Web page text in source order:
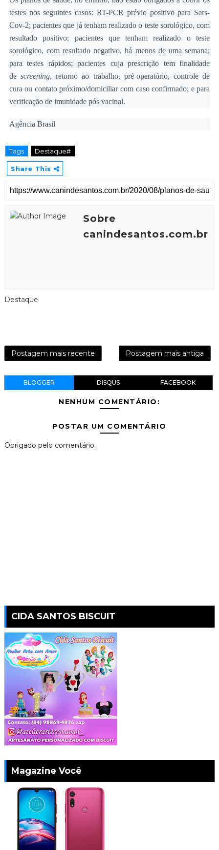
testes nos seguintes casos: RT-PCR prévio positivo para Sars-
Cov-2; pacientes que já tenham realizado o teste sorológico, com
resultado positivo; pacientes que tenham realizado o teste
sorológico, com resultado negativo, há menos de uma semana;
para testes rápidos; pacientes cuja prescrição tem finalidade
descreening, retorno ao trabalho, pré-operatório, controle de
cura ou contato próximo/domiciliar com caso confirmado; e para
verificação de imunidade pós vacinal.
Agência Brasil
Tags Destaque#
Share This
Sobre
canindesantos.com.br
Destaque
Postagem mais recente Postagem mais antiga
BLOGGER DISQUS FACEBOOK
NENHUM COMENTÁRIO:
POSTAR UM COMENTÁRIO
Obrigado pelo comentário.
CIDA SANTOS BISCUIT
Magazine Você